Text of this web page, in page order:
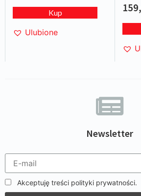
Newsletter
Akceptuję treści polityki prywatności.
Kup
Ulubione